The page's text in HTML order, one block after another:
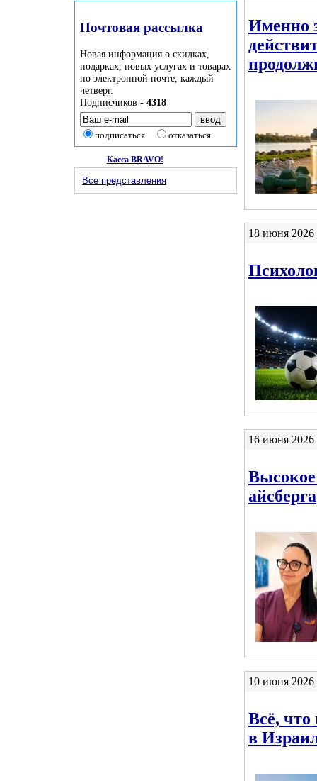
Почтовая рассылка
Новая информация о скидках,
подарках, новых услугах и товарах
по электронной почте, каждый
четверг.
Подписчиков - 4318
подписаться отказаться
Касса BRAVO!
Все представления
Именно
18 июня 2026
16 июня 2026
айсберга
10 июня 2026
Всё, что
в